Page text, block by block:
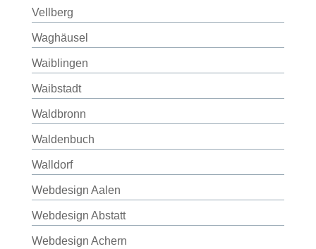
Vellberg
Waghäusel
Waiblingen
Waibstadt
Waldbronn
Waldenbuch
Walldorf
Webdesign Aalen
Webdesign Abstatt
Webdesign Achern